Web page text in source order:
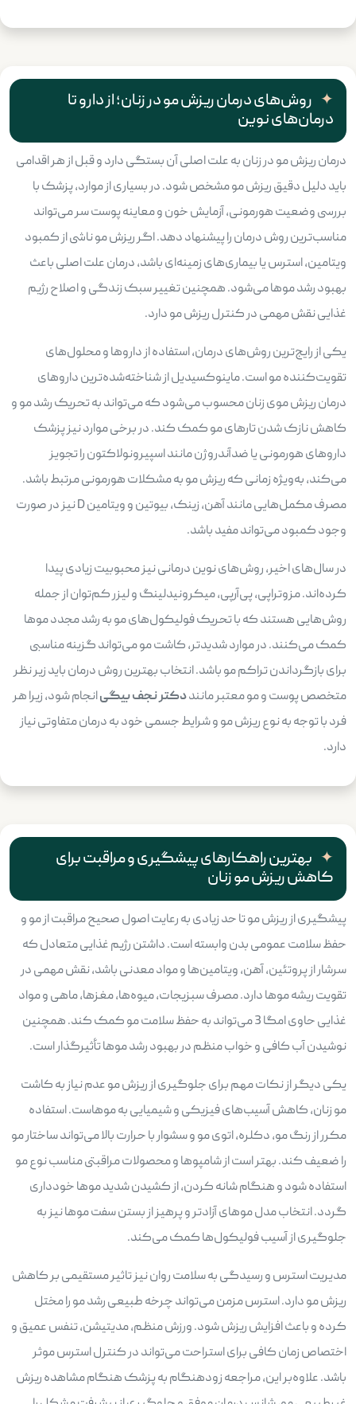
روش‌های درمان ریزش مو در زنان؛ از دارو تا
درمان‌های نوین
درمان ریزش مو در زنان به علت اصلی آن بستگی دارد و قبل از هر اقدامی
باید دلیل دقیق ریزش مو مشخص شود. در بسیاری از موارد، پزشک با
بررسی وضعیت هورمونی، آزمایش خون و معاینه پوست سر می‌تواند
مناسب‌ترین روش درمان را پیشنهاد دهد. اگر ریزش مو ناشی از کمبود
ویتامین، استرس یا بیماری‌های زمینه‌ای باشد، درمان علت اصلی باعث
بهبود رشد موها می‌شود. همچنین تغییر سبک زندگی و اصلاح رژیم
غذایی نقش مهمی در کنترل ریزش مو دارد.
یکی از رایج‌ترین روش‌های درمان، استفاده از داروها و محلول‌های
تقویت‌کننده مو است. ماینوکسیدیل از شناخته‌شده‌ترین داروهای
درمان ریزش موی زنان محسوب می‌شود که می‌تواند به تحریک رشد مو و
کاهش نازک شدن تارهای مو کمک کند. در برخی موارد نیز پزشک
داروهای هورمونی یا ضدآندروژن مانند اسپیرونولاکتون را تجویز
می‌کند، به‌ویژه زمانی که ریزش مو به مشکلات هورمونی مرتبط باشد.
مصرف مکمل‌هایی مانند آهن، زینک، بیوتین و ویتامین D نیز در صورت
وجود کمبود می‌تواند مفید باشد.
در سال‌های اخیر، روش‌های نوین درمانی نیز محبوبیت زیادی پیدا
کرده‌اند. مزوتراپی، پی‌آرپی، میکرونیدلینگ و لیزر کم‌توان از جمله
روش‌هایی هستند که با تحریک فولیکول‌های مو به رشد مجدد موها
کمک می‌کنند. در موارد شدیدتر، کاشت مو می‌تواند گزینه مناسبی
برای بازگرداندن تراکم مو باشد. انتخاب بهترین روش درمان باید زیر نظر
متخصص پوست و مو معتبر ماننددکتر نجف بیگیانجام شود، زیرا هر
فرد با توجه به نوع ریزش مو و شرایط جسمی خود به درمان متفاوتی نیاز
دارد.
بهترین راهکارهای پیشگیری و مراقبت برای
کاهش ریزش مو زنان
پیشگیری از ریزش مو تا حد زیادی به رعایت اصول صحیح مراقبت از مو و
حفظ سلامت عمومی بدن وابسته است. داشتن رژیم غذایی متعادل که
سرشار از پروتئین، آهن، ویتامین‌ها و مواد معدنی باشد، نقش مهمی در
تقویت ریشه موها دارد. مصرف سبزیجات، میوه‌ها، مغزها، ماهی و مواد
غذایی حاوی امگا 3 می‌تواند به حفظ سلامت مو کمک کند. همچنین
نوشیدن آب کافی و خواب منظم در بهبود رشد موها تأثیرگذار است.
یکی دیگر از نکات مهم برای جلوگیری از ریزش مو عدم نیاز به کاشت
مو زنان، کاهش آسیب‌های فیزیکی و شیمیایی به موهاست. استفاده
مکرر از رنگ مو، دکلره، اتوی مو و سشوار با حرارت بالا می‌تواند ساختار مو
را ضعیف کند. بهتر است از شامپوها و محصولات مراقبتی مناسب نوع مو
استفاده شود و هنگام شانه کردن، از کشیدن شدید موها خودداری
گردد. انتخاب مدل موهای آزادتر و پرهیز از بستن سفت موها نیز به
جلوگیری از آسیب فولیکول‌ها کمک می‌کند.
مدیریت استرس و رسیدگی به سلامت روان نیز تاثیر مستقیمی بر کاهش
ریزش مو دارد. استرس مزمن می‌تواند چرخه طبیعی رشد مو را مختل
کرده و باعث افزایش ریزش شود. ورزش منظم، مدیتیشن، تنفس عمیق و
اختصاص زمان کافی برای استراحت می‌تواند در کنترل استرس موثر
باشد. علاوه‌بر این، مراجعه زودهنگام به پزشک هنگام مشاهده ریزش